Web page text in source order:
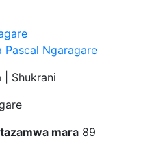
Pascal Ngaragare
| Shukrani
mara 89